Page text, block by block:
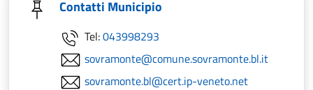
Contatti Municipio
Tel:043998293
sovramonte@comune.sovramonte.bl.it
sovramonte.bl@cert.ip-veneto.net